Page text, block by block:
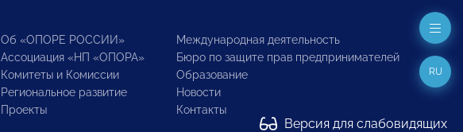
Об «ОПОРЕ РОССИИ»
Ассоциация «НП «ОПОРА»
Комитеты и Комиссии
Региональное развитие
Проекты
Международная деятельность
Бюро по защите прав предпринимателей
Образование
Новости
Контакты
Версия для слабовидящих
RU